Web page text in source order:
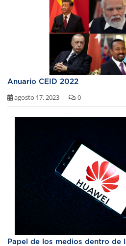
Anuario CEID 2022
agosto 17, 2023 0
Papel de los medios dentro de